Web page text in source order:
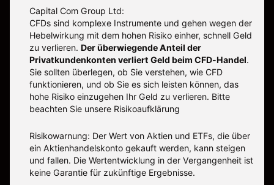
Capital Com Group Ltd:
CFDs sind komplexe Instrumente und gehen wegen der
Hebelwirkung mit dem hohen Risiko einher, schnell Geld
zu verlieren. Der überwiegende Anteil der
Privatkundenkonten verliert Geld beim CFD-Handel.
Sie sollten überlegen, ob Sie verstehen, wie CFD
funktionieren, und ob Sie es sich leisten können, das
hohe Risiko einzugehen Ihr Geld zu verlieren. Bitte
beachten Sie unsere Risikoaufklärung
Risikowarnung: Der Wert von Aktien und ETFs, die über
ein Aktienhandelskonto gekauft werden, kann steigen
und fallen. Die Wertentwicklung in der Vergangenheit ist
keine Garantie für zukünftige Ergebnisse.